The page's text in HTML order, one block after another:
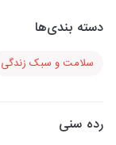
دسته بندی‌ها
سلامت و سبک زندگی
رده سنی